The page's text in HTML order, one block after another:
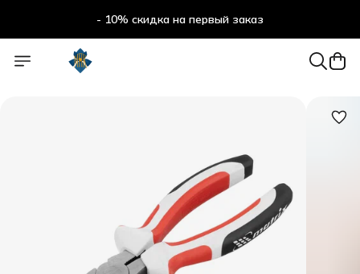
- 10% скидка на первый заказ